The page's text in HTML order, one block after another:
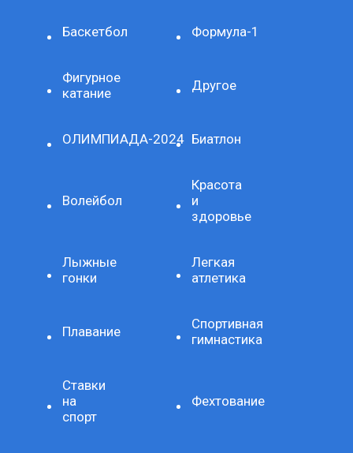
Баскетбол Формула-1
Фигурное
катание
Другое
ОЛИМПИАДА-2024 Биатлон
Волейбол
Красота
и
здоровье
Лыжные
гонки
Легкая
атлетика
Плавание
Спортивная
гимнастика
Ставки
на
спорт
Фехтование